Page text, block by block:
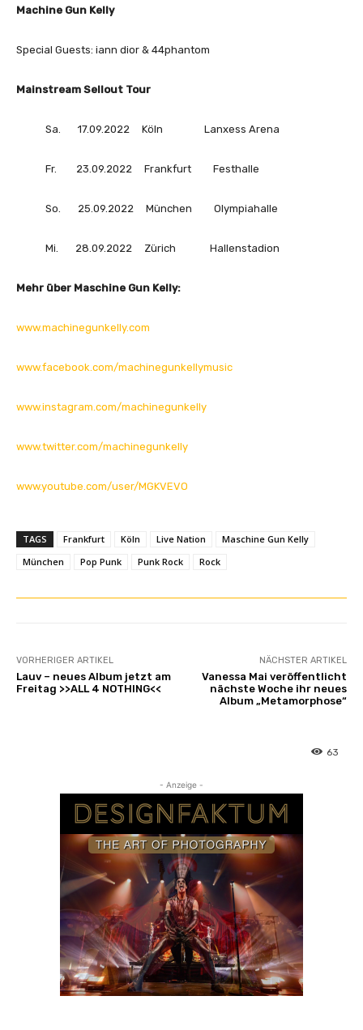
c
i
e
u
e
n
Machine Gun Kelly
Special Guests: iann dior & 44phantom
Mainstream Sellout Tour
Sa. 17.09.2022 Köln Lanxess Arena
Fr. 23.09.2022 Frankfurt Festhalle
So. 25.09.2022 München Olympiahalle
Mi. 28.09.2022 Zürich Hallenstadion
Mehr über Maschine Gun Kelly:
www.machinegunkelly.com
www.facebook.com/machinegunkellymusic
www.instagram.com/machinegunkelly
www.twitter.com/machinegunkelly
www.youtube.com/user/MGKVEVO
TAGS Frankfurt Köln Live Nation
Maschine Gun Kelly
München
Pop Punk Punk Rock Rock
VORHERIGER ARTIKEL
Lauv – neues Album jetzt am
Freitag >>ALL 4 NOTHING<<
NÄCHSTER ARTIKEL
Vanessa Mai veröffentlicht
nächste Woche ihr neues
Album „Metamorphose“
63
- Anzeige -